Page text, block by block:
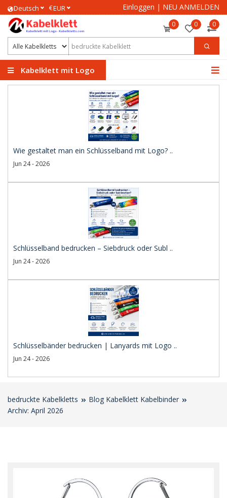
Deutsch €EUR Einloggen | NEU ANMELDEN
0 0 0
Kabelklett mit Logo
Wie gestaltet man ein Schlüsselband mit Logo? ..
Jun 24 - 2026
Schlüsselband bedrucken – Siebdruck oder Subl ..
Jun 24 - 2026
Schlüsselbänder bedrucken | Lanyards mit Logo ..
Jun 24 - 2026
bedruckte Kabelkletts
Blog Kabelklett Kabelbinder
Archiv: April 2026